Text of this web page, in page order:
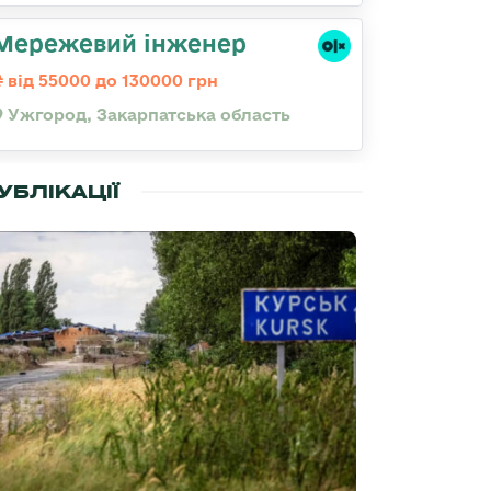
інженер
від 55000 до 130000 грн
Ужгород, Закарпатська область